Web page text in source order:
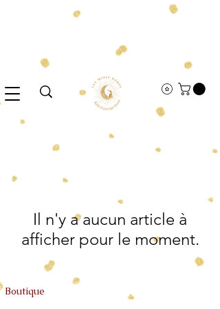
Il n'y a aucun article à
afficher pour le moment.
Boutique